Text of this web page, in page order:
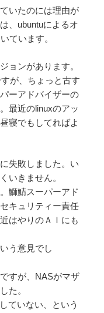
いたのには理由が
、ubuntuによるオ
ています。
ョンがあります。
が、ちょっと古す
ーアドバイザーの
最近のlinuxのアッ
寝でもしてればよ
失敗しました。い
いきません。
鰤鯖スーパーアド
キュリティー責任
はやりのＡＩにも
う意見でし
すが、NASがマザ
た。
ていない、という